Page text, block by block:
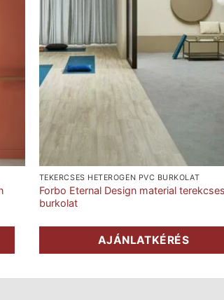
TEKERCSES HETEROGÉN PVC BURKOLAT
Forbo Eternal Design material
burkolat
AJÁNLATKÉRÉS